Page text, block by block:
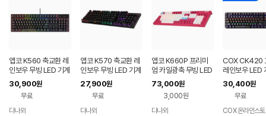
앱코 K560 축교환 레
인보우 무빙 LED 기계
식 블랙 (적축)
30,900원
무료
다나와
앱코 K570 축교환 레
인보우 무빙 LED 기계
식 키보드 (갈축)
27,900원
무료
다나와
앱코 K660P 프리미
엄 카일광축 무빙 LED
게이밍 기계식 키보드
(마젠타, 클릭)
73,000원
3,000원
다나와
COX CK420
레인보우 LED
기계식 키보드
축
30,400원
무료
COX 온라인스